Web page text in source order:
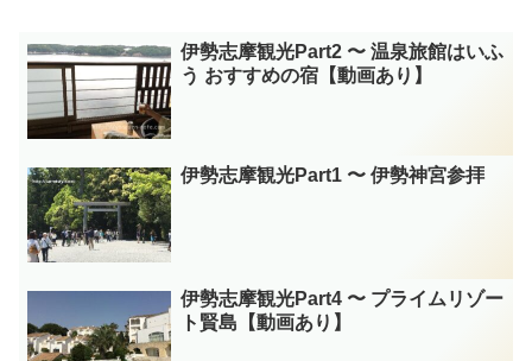
伊勢志摩観光Part2 〜 温泉旅館はいふ
う おすすめの宿【動画あり】
伊勢志摩観光Part1 〜 伊勢神宮参拝
伊勢志摩観光Part4 〜 プライムリゾー
ト賢島【動画あり】